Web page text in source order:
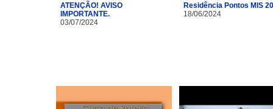
ATENÇÃO! AVISO
IMPORTANTE.
03/07/2024
Residência Pontos MIS
18/06/2024